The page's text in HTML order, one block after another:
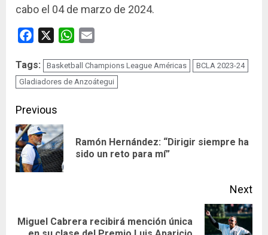
cabo el 04 de marzo de 2024.
Facebook WhatsApp
Tags: Basketball Champions League Américas
BCLA 2023-24
Gladiadores de Anzoátegui
Continue
Reading
Previous
Ramón Hernández: “Dirigir siempre ha
sido un reto para mí”
Next
Next
Miguel Cabrera recibirá mención única